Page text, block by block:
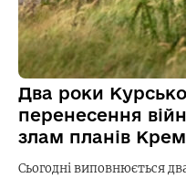
Два роки
перенесення
злам планів
Сьогодні виповнюється